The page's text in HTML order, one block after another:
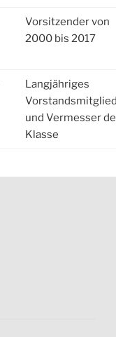
Vorsitzender von
2000 bis 2017
Langjähriges
und Vermesser
Klasse